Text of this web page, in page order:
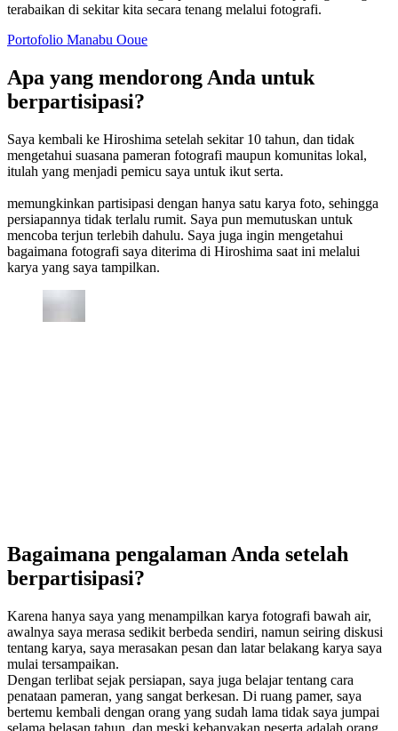
terabaikan di sekitar kita secara tenang melalui fotografi.
Portofolio Manabu Ooue
Apa yang mendorong Anda untuk
berpartisipasi?
Saya kembali ke Hiroshima setelah sekitar 10 tahun, dan tidak
mengetahui suasana pameran fotografi maupun komunitas lokal,
itulah yang menjadi pemicu saya untuk ikut serta.
memungkinkan partisipasi dengan hanya satu karya foto, sehingga
persiapannya tidak terlalu rumit. Saya pun memutuskan untuk
mencoba terjun terlebih dahulu. Saya juga ingin mengetahui
bagaimana fotografi saya diterima di Hiroshima saat ini melalui
karya yang saya tampilkan.
Bagaimana pengalaman Anda setelah
berpartisipasi?
Karena hanya saya yang menampilkan karya fotografi bawah air,
awalnya saya merasa sedikit berbeda sendiri, namun seiring diskusi
tentang karya, saya merasakan pesan dan latar belakang karya saya
mulai tersampaikan.
Dengan terlibat sejak persiapan, saya juga belajar tentang cara
penataan pameran, yang sangat berkesan. Di ruang pamer, saya
bertemu kembali dengan orang yang sudah lama tidak saya jumpai
selama belasan tahun, dan meski kebanyakan peserta adalah orang